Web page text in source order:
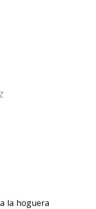
la hoguera